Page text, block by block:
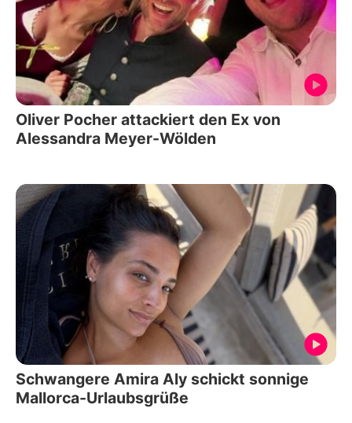
Oliver Pocher attackiert den Ex von
Alessandra Meyer-Wölden
Schwangere Amira Aly schickt sonnige
Mallorca-Urlaubsgrüße